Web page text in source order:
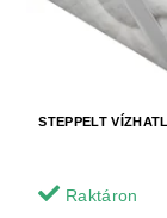
STEPPELT
Raktáron